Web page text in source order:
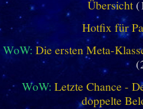
Übersicht
Hotfix für
WoW: Die ersten Meta-
WoW: Letzte Chance -
doppelte